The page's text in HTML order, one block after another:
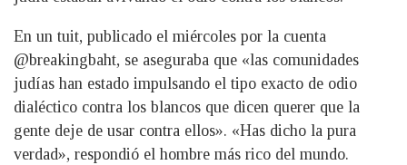
En un tuit, publicado el miércoles por la cuenta
@breakingbaht, se aseguraba que «las comunidades
judías han estado impulsando el tipo exacto de odio
dialéctico contra los blancos que dicen querer que la
gente deje de usar contra ellos». «Has dicho la pura
verdad», respondió el hombre más rico del mundo.